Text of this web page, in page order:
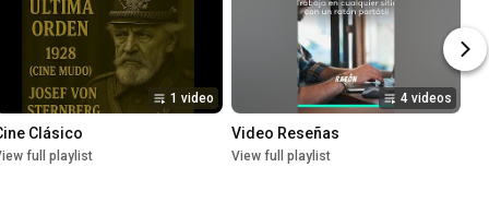
1 video
Clásico
full playlist
4 videos
Video Reseñas
View full playlist